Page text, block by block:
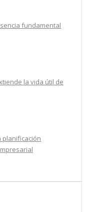
fundamental
la vida útil de
planificación